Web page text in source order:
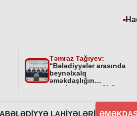
Təmraz Tağıyev:
“Bələdiyyələr arasında
beynəlxalq
əməkdaşlığın
qurulmasının mühüm
BƏLƏDIYYƏ LAHIYƏLƏRI